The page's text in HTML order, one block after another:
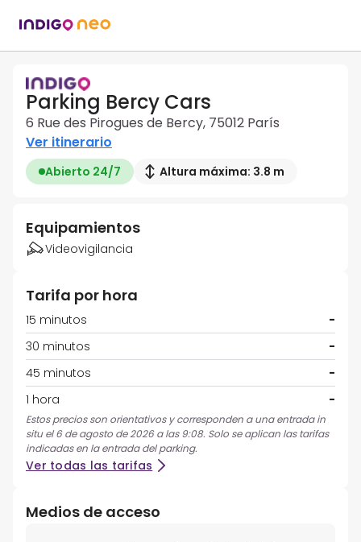
Parking Bercy Cars
6 Rue des Pirogues de Bercy, 75012 París
Ver itinerario
Abierto 24/7 Altura máxima: 3.8 m
Equipamientos
Videovigilancia
Tarifa por hora
15 minutos
-
30 minutos
-
45 minutos
-
1 hora
-
Estos precios son orientativos y corresponden a una entrada in
situ el 6 de agosto de 2026 a las 9:08. Solo se aplican las tarifas
indicadas en la entrada del parking.
Ver todas las tarifas
Medios de acceso